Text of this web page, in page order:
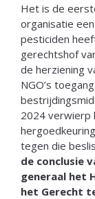
Het is de
organisatie
pesticiden
gerechtshof
de herziening
NGO’s
2024 verwierp
tegen die
de conclusie
generaal het
het Gerecht